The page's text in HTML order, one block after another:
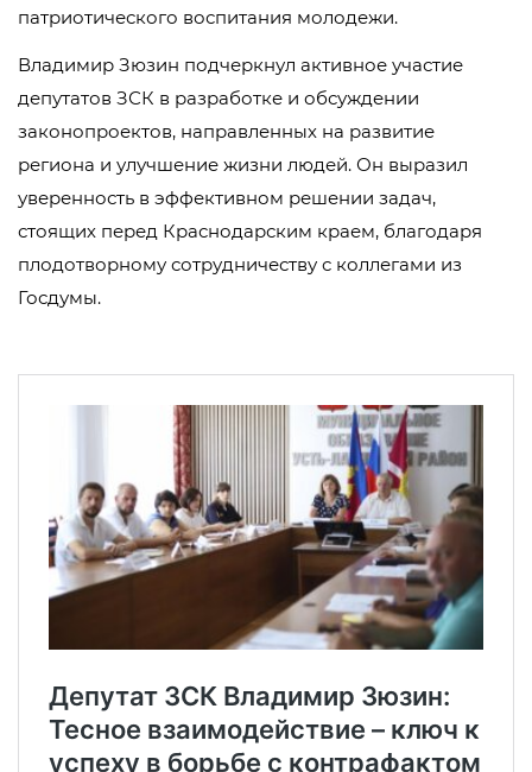
патриотического воспитания молодежи.
Владимир Зюзин подчеркнул активное участие
депутатов ЗСК в разработке и обсуждении
законопроектов, направленных на развитие
региона и улучшение жизни людей. Он выразил
уверенность в эффективном решении задач,
стоящих перед Краснодарским краем, благодаря
плодотворному сотрудничеству с коллегами из
Госдумы.